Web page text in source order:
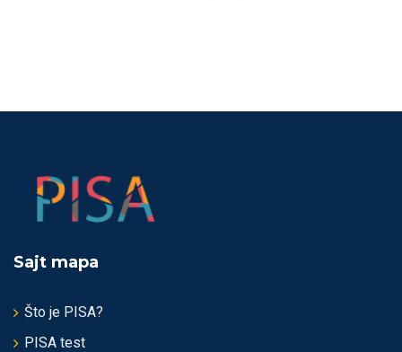
Sajt mapa
Što je PISA?
PISA test